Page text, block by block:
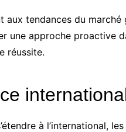
tendances du
une approche proactive
réussite.
à l’international,